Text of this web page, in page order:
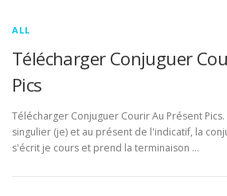
ALL
Télécharger Conjuguer
Pics
Télécharger Conjuguer Courir Au Présent
singulier (je) et au présent de l'indicatif, la
s'écrit je cours et prend la terminaison …